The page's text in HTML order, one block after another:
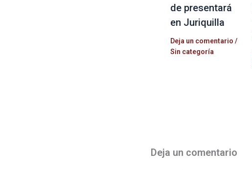
de presentará
en Juriquilla
Deja un comentario /
Sin categoría
Deja un comentario